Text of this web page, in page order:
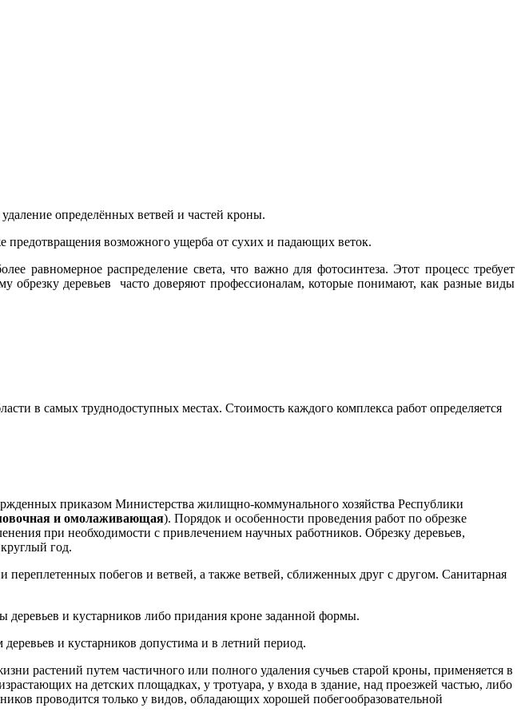
определённых ветвей и частей кроны.
предотвращения возможного ущерба от сухих и падающих веток.
равномерное распределение света, что важно для фотосинтеза. Этот процесс требует
деревьев часто доверяют профессионалам, которые понимают, как разные виды
в самых труднодоступных местах. Стоимость каждого комплекса работ определяется
приказом Министерства жилищно-коммунального хозяйства Республики
и омолаживающая). Порядок и особенности проведения работ по обрезке
при необходимости с привлечением научных работников. Обрезку деревьев,
год.
побегов и ветвей, а также ветвей, сближенных друг с другом. Санитарная
деревьев и кустарников либо придания кроне заданной формы.
и кустарников допустима и в летний период.
растений путем частичного или полного удаления сучьев старой кроны, применяется в
на детских площадках, у тротуара, у входа в здание, над проезжей частью, либо
проводится только у видов, обладающих хорошей побегообразовательной